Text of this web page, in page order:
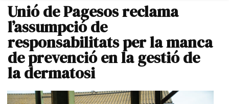
Unió de Pagesos reclama
l’assumpció de
responsabilitats per la manca
de prevenció en la gestió de
la dermatosi